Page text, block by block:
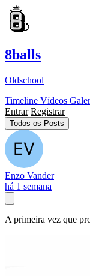
8balls
Oldschool
Timeline Vídeos
Entrar Registrar
Todos os Posts
Enzo Vander
há 1 semana
A primeira vez que